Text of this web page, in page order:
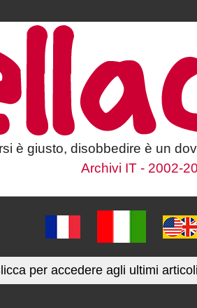
è giusto, disobbedire è un
Archivi IT - 2002-
per accedere agli ultimi